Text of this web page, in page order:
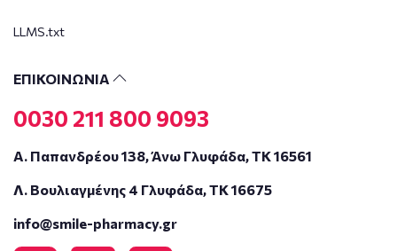
LLMS.txt
ΕΠΙΚΟΙΝΩΝΙΑ
0030 211 800 9093
Α. Παπανδρέου 138, Άνω Γλυφάδα, ΤΚ 16561
Λ. Βουλιαγμένης 4 Γλυφάδα, ΤΚ 16675
info@smile-pharmacy.gr